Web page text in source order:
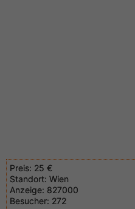
Preis: 25 €
Standort: Wien
Anzeige: 827000
Besucher: 272